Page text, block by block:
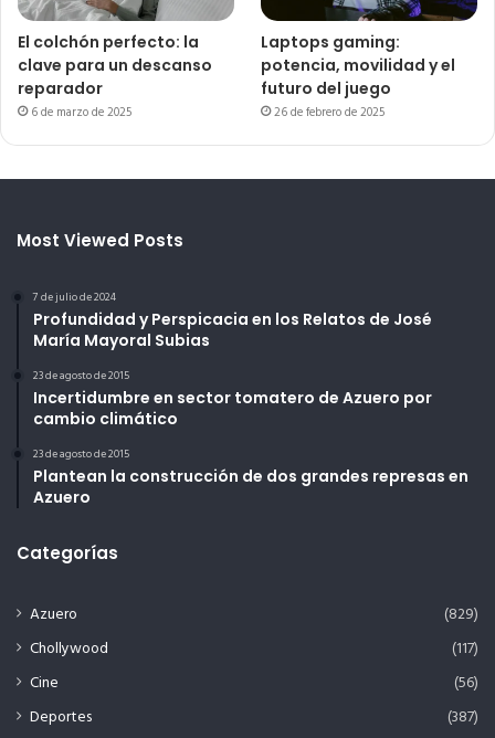
El colchón perfecto: la
clave para un descanso
reparador
6 de marzo de 2025
Laptops gaming:
potencia, movilidad y el
futuro del juego
26 de febrero de 2025
Most Viewed Posts
7 de julio de 2024
Profundidad y Perspicacia en los Relatos de José
María Mayoral Subias
23 de agosto de 2015
Incertidumbre en sector tomatero de Azuero por
cambio climático
23 de agosto de 2015
Plantean la construcción de dos grandes represas en
Azuero
Categorías
Azuero
(829)
Chollywood
(117)
Cine
(56)
Deportes
(387)